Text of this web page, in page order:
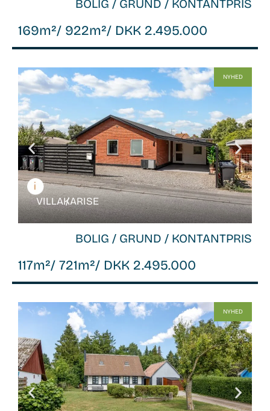
BOLIG / GRUND / KONTANTPRIS
169m²/ 922m²/ DKK 2.495.000
NYHED
WB-
26141
VILLA /KARISE
BOLIG / GRUND / KONTANTPRIS
117m²/ 721m²/ DKK 2.495.000
NYHED
WB-